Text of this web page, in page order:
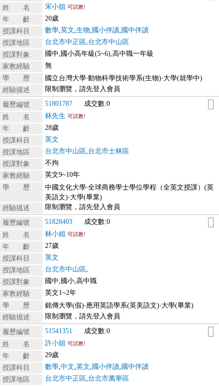
姓 名
宋小姐 可試教!
年 齡
20歲
授課科目
數學,英文,生物, 國小伴讀, 國中伴讀
授課地區
台北市中正區,台北市中山區
授課對象
國中,國小高年級(5~6),高中職一年級
家教經驗
無
學 歷
國立台灣大學‧動物科學技術學系(生物)‧大學(就學中)
經驗描述
限制瀏覽，請先登入會員
履歷編號 51801787
成交數:0
姓 名
林先生 可試教!
年 齡
28歲
授課科目
英文
授課地區
台北市中山區,台北市士林區
授課對象
不拘
家教經驗
英文9~10年
學 歷
中國文化大學‧全球商務學士學位學程（全英文授課）(英
美語文)‧大學(畢業)
經驗描述
限制瀏覽，請先登入會員
履歷編號 51828403
成交數:0
姓 名
林小姐 可試教!
年 齡
27歲
授課科目
英文
授課地區
台北市中山區,
授課對象
國中,國小,高中職
家教經驗
英文1~2年
學 歷
銘傳大學(假)‧應用英語學系(英美語文)‧大學(畢業)
經驗描述
限制瀏覽，請先登入會員
履歷編號 51541351
成交數:0
姓 名
許小姐 可試教!
年 齡
29歲
授課科目
數學,中文,英文, 國小伴讀, 國中伴讀
授課地區
台北市中正區,台北市萬華區